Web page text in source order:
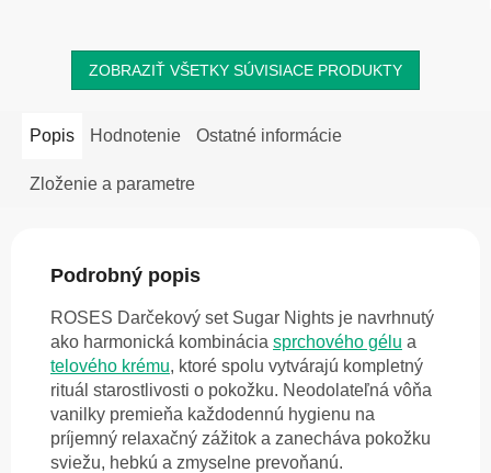
ZOBRAZIŤ VŠETKY SÚVISIACE PRODUKTY
Popis Hodnotenie Ostatné informácie
Zloženie a parametre
Podrobný popis
ROSES Darčekový set Sugar Nights je navrhnutý
ako harmonická kombinácia sprchového gélu a
telového krému, ktoré spolu vytvárajú kompletný
rituál starostlivosti o pokožku. Neodolateľná vôňa
vanilky premieňa každodennú hygienu na
príjemný relaxačný zážitok a zanecháva pokožku
sviežu, hebkú a zmyselne prevoňanú.